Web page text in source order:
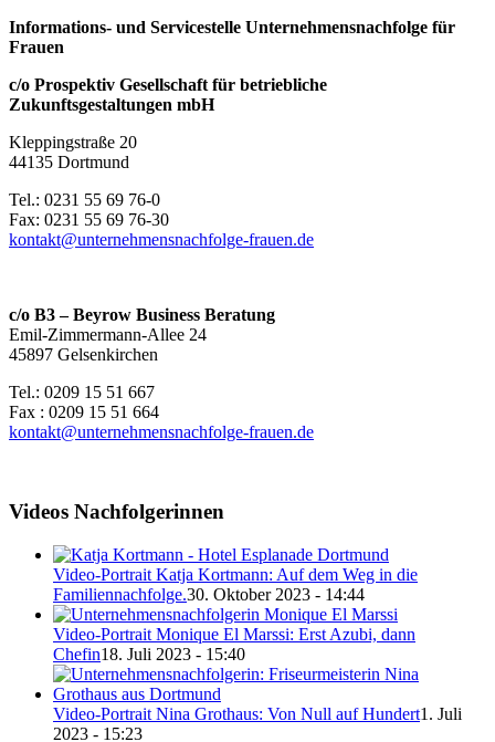
Informations- und Servicestelle Unternehmensnachfolge für
Frauen
c/o Prospektiv Gesellschaft für betriebliche
Zukunftsgestaltungen mbH
Kleppingstraße 20
44135 Dortmund
Tel.: 0231 55 69 76-0
Fax: 0231 55 69 76-30
kontakt@unternehmensnachfolge-frauen.de
c/o B3 – Beyrow Business Beratung
Emil-Zimmermann-Allee 24
45897 Gelsenkirchen
Tel.: 0209 15 51 667
Fax : 0209 15 51 664
kontakt@unternehmensnachfolge-frauen.de
Videos Nachfolgerinnen
Video-Portrait Katja Kortmann: Auf dem Weg in die
Familiennachfolge.30. Oktober 2023 - 14:44
Video-Portrait Monique El Marssi: Erst Azubi, dann
Chefin18. Juli 2023 - 15:40
Video-Portrait Nina Grothaus: Von Null auf Hundert1. Juli
2023 - 15:23